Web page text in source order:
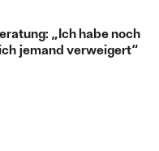
„Ich habe noch
jemand verweigert“